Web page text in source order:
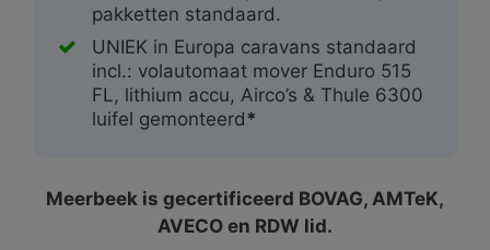
pakketten standaard.
UNIEK in Europa caravans standaard
incl.: volautomaat mover Enduro 515
FL, lithium accu, Airco’s & Thule 6300
luifel gemonteerd*
Meerbeek is gecertificeerd BOVAG, AMTeK,
AVECO en RDW lid.